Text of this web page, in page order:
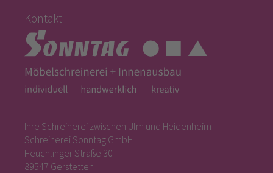
Kontakt
Ihre Schreinerei zwischen Ulm und Heidenheim
Schreinerei Sonntag GmbH
Heuchlinger Straße 30
89547 Gerstetten